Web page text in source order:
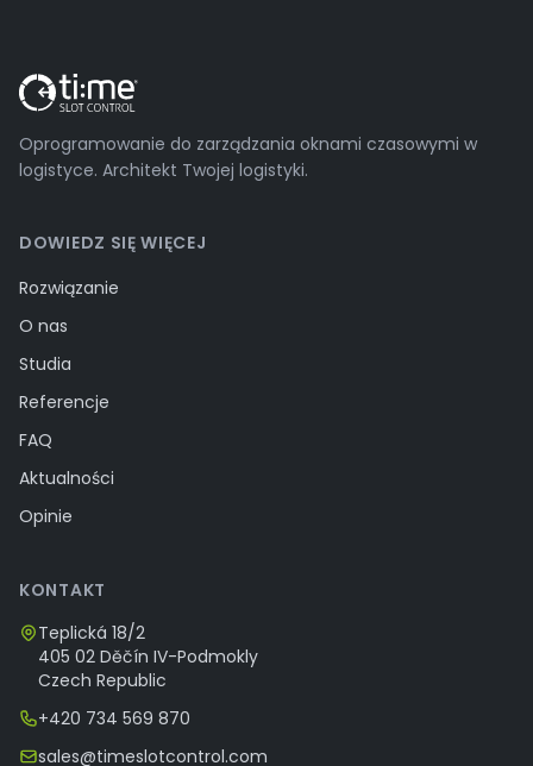
Oprogramowanie do zarządzania oknami czasowymi w
logistyce. Architekt Twojej logistyki.
DOWIEDZ SIĘ WIĘCEJ
Rozwiązanie
O nas
Studia
Referencje
FAQ
Aktualności
Opinie
KONTAKT
Teplická 18/2
405 02 Děčín IV-Podmokly
Czech Republic
+420 734 569 870
sales@timeslotcontrol.com